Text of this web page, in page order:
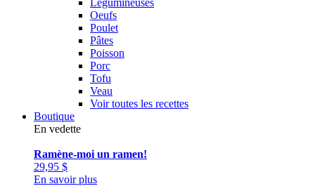
Légumineuses
Oeufs
Poulet
Pâtes
Poisson
Porc
Tofu
Veau
Voir toutes les recettes
Boutique
En vedette
Ramène-moi un ramen!
29,95 $
En savoir plus